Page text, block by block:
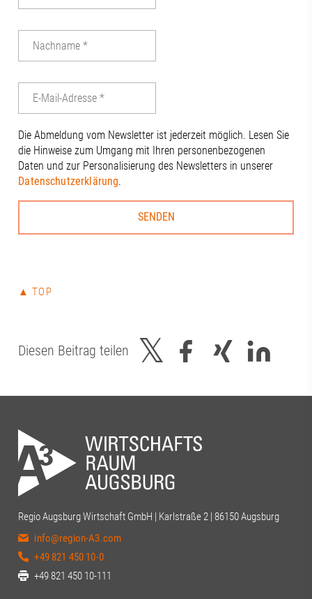
Die Abmeldung vom Newsletter ist jederzeit möglich. Lesen Sie
die Hinweise zum Umgang mit Ihren personenbezogenen
Daten und zur Personalisierung des Newsletters in unserer
Datenschutzerklärung.
▲ TOP
Diesen Beitrag teilen
Regio Augsburg Wirtschaft GmbH | Karlstraße 2 | 86150 Augsburg
info@region-A3.com
+49 821 450 10-0
+49 821 450 10-111